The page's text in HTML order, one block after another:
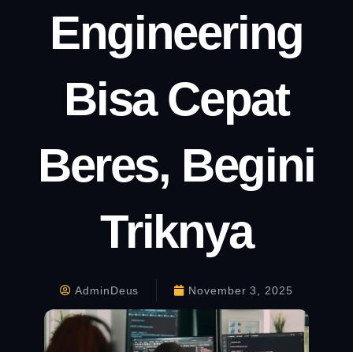
Engineering
Bisa Cepat
Beres, Begini
Triknya
AdminDeus November 3, 2025